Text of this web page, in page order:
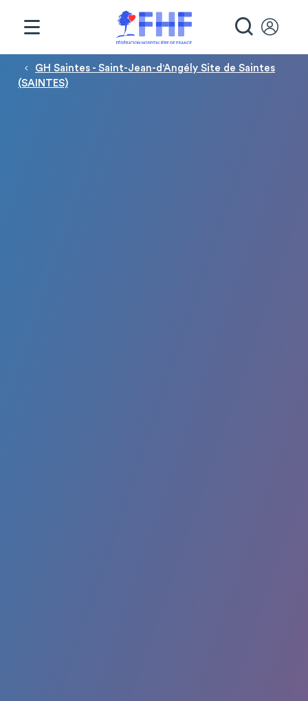
Fil d'Ariane
GH Saintes - Saint-Jean-d'Angély Site de Saintes
(SAINTES)
Panneau de gestion des cookies